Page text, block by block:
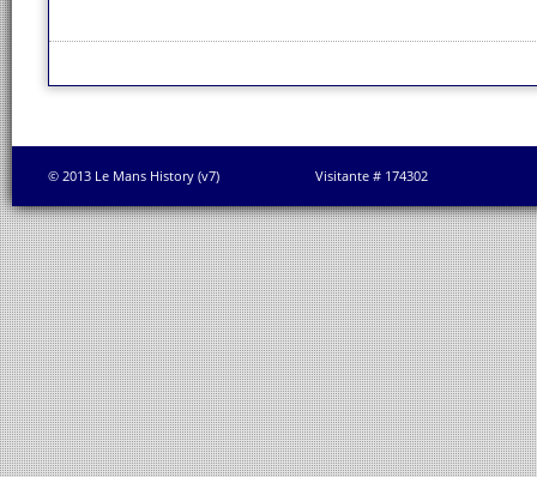
© 2013 Le Mans History (v7) Visitante # 174302